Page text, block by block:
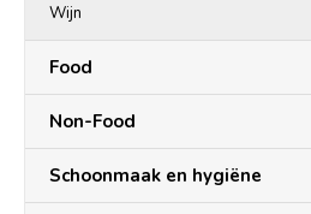
Wijn
Food
Non-Food
Schoonmaak en hygiëne